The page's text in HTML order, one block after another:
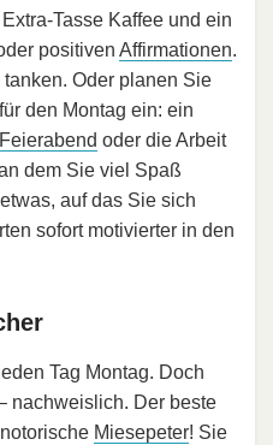
Tasse Kaffee und ein
positiven Affirmationen.
Oder planen Sie
den Montag ein: ein
Feierabend oder die Arbeit
dem Sie viel Spaß
auf das Sie sich
sofort motivierter in den
Tag Montag. Doch
nachweislich. Der beste
Miesepeter! Sie